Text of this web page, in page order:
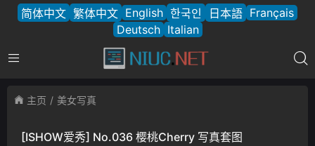
简体中文 繁体中文 English 한국인 日本語 Français
Deutsch Italian
主页 美女写真
[ISHOW爱秀] No.036 樱桃Cherry 写真套图